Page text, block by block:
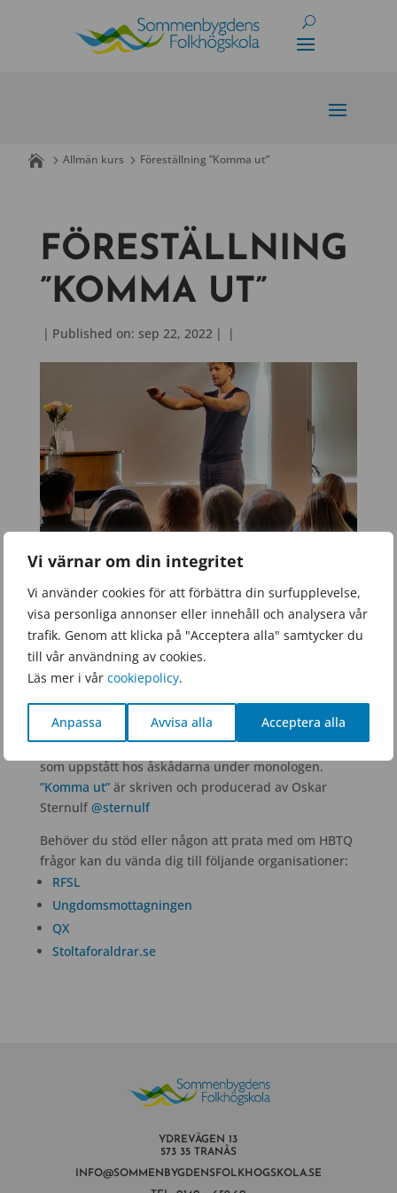
Vi värnar om din integritet
Vi använder cookies för att förbättra din surfupplevelse,
visa personliga annonser eller innehåll och analysera vår
trafik. Genom att klicka på "Acceptera alla" samtycker du
till vår användning av cookies.
Läs mer i vår cookiepolicy.
Anpassa Avvisa alla Acceptera alla
Allmän kurs Föreställning ”Komma ut”
FÖRESTÄLLNING
”KOMMA UT”
| Published on: sep 22, 2022 | |
Som en försmak påTranås regnbågsvecka(vecka 42)
har Petter Snive, musikalartist och skådespelare från
orten under två dagar framfört sin föreställning
”Komma ut” i vår aula. En enmansmonolog med en
gripande historia om utanförskap och reaktionerna
från omvärlden när en kille kommer ut som
homosexuell. Efter föreställningen blev det anonym
frågestund på temat där Petter svarade på de frågor
som uppstått hos åskådarna under monologen.
”Komma ut”är skriven och producerad av Oskar
Sternulf@sternulf
Behöver du stöd eller någon att prata med om HBTQ
frågor kan du vända dig till följande organisationer:
RFSL
Ungdomsmottagningen
QX
Stoltaforaldrar.se
YDREVÄGEN 13
573 35 TRANÅS
INFO@SOMMENBYGDENSFOLKHOGSKOLA.SE